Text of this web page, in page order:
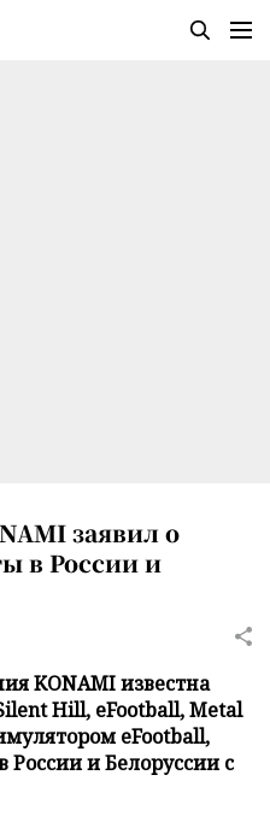
заявил о
в России и
KONAMI известна
Hill, eFootball, Metal
eFootball,
России и Белоруссии с